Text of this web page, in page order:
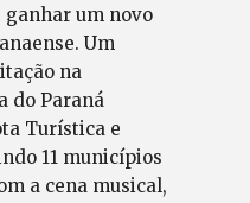
um novo
Um
na
do Paraná
Turística e
11 municípios
a cena musical,